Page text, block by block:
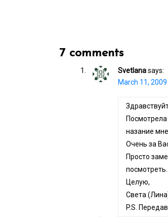
7 comments
Svetlanasays:
March 11,
назание
Очень за
Просто
посмотреть.
Целую,
Света
P.S.